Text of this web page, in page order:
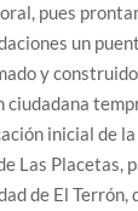
pues
un
y
inicial de
Las Placetas,
de El Terrón,